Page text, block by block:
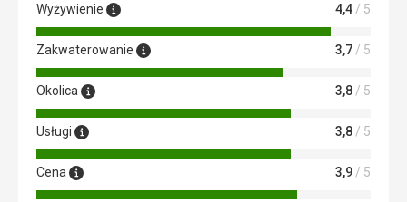
Wyżywienie
4,4 / 5
Zakwaterowanie 3,7 / 5
Okolica 3,8 / 5
Usługi 3,8 / 5
Cena 3,9 / 5